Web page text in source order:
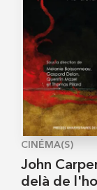
CINÉMA(S)
John
delà de